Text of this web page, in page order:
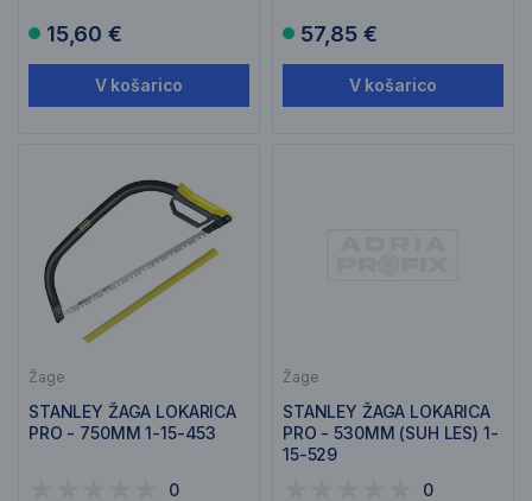
15,60 €
V košarico
57,85 €
V košarico
Žage
STANLEY ŽAGA LOKARICA
PRO - 750MM 1-15-453
0
Žage
STANLEY ŽAGA LOKARICA
PRO - 530MM (SUH LES) 1-
15-529
0